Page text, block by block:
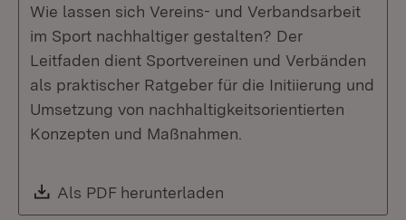
Wie lassen sich Vereins- und Verbandsarbeit
im Sport nachhaltiger gestalten? Der
Leitfaden dient Sportvereinen und Verbänden
als praktischer Ratgeber für die Initiierung und
Umsetzung von nachhaltigkeitsorientierten
Konzepten und Maßnahmen.
Download:
Als PDF herunterladen